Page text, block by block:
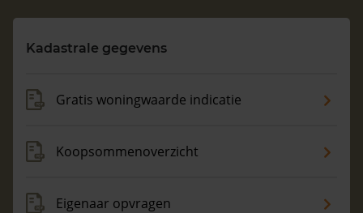
Vragen? Neem contact met ons op
088 220 4200
Kadastrale gegevens
Gratis woningwaarde indicatie
Koopsommenoverzicht
Eigenaar opvragen